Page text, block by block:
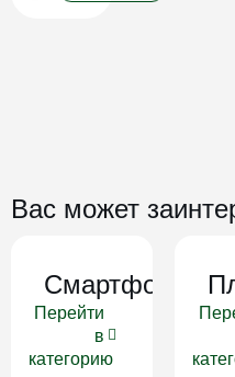
Вас может
Смартфоны
Перейти
в
категорию